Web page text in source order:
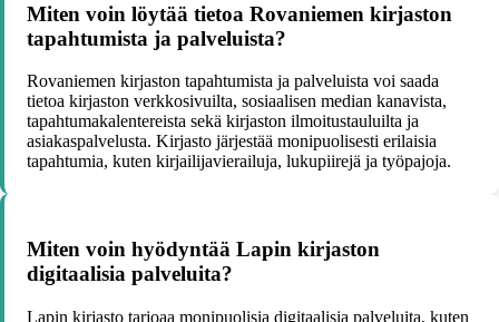
Miten voin löytää tietoa Rovaniemen kirjaston
tapahtumista ja palveluista?
Rovaniemen kirjaston tapahtumista ja palveluista voi saada
tietoa kirjaston verkkosivuilta, sosiaalisen median kanavista,
tapahtumakalentereista sekä kirjaston ilmoitustauluilta ja
asiakaspalvelusta. Kirjasto järjestää monipuolisesti erilaisia
tapahtumia, kuten kirjailijavierailuja, lukupiirejä ja työpajoja.
Miten voin hyödyntää Lapin kirjaston
digitaalisia palveluita?
Lapin kirjasto tarjoaa monipuolisia digitaalisia palveluita, kuten